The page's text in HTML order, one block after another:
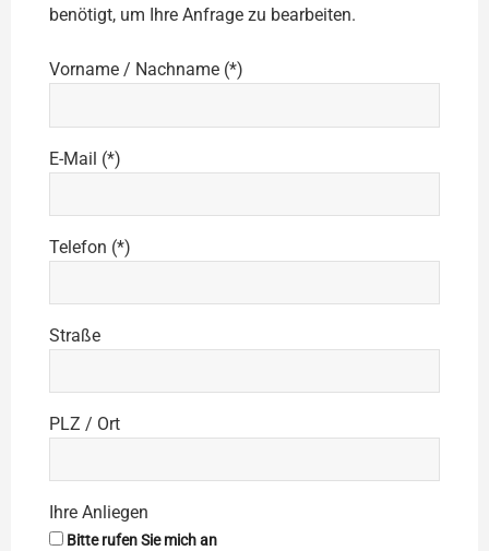
benötigt, um Ihre Anfrage zu bearbeiten.
Vorname / Nachname (*)
E-Mail (*)
Telefon (*)
Straße
PLZ / Ort
Ihre Anliegen
Bitte rufen Sie mich an